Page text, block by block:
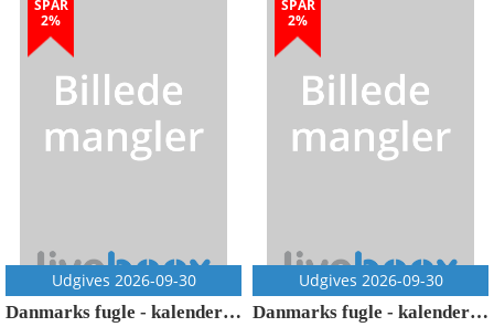
SPAR
2%
Udgives 2026-09-30
Danmarks fugle - kalender 2027
SPAR
2%
Udgives 2026-09-30
Danmarks fugle - kalender 2027